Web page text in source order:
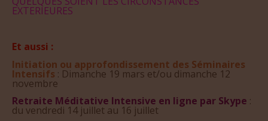
EXTERIEURES
Et aussi :
Initiation ou approfondissement des Séminaires
Intensifs : Dimanche 19 mars et/ou dimanche 12
novembre
Retraite Méditative Intensive en ligne par Skype :
du vendredi 14 juillet au 16 juillet